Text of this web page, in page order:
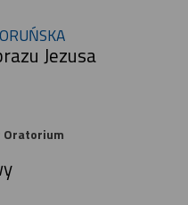
Jezusa
Oratorium